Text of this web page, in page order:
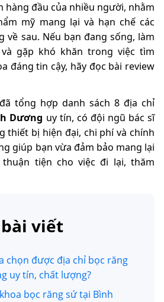
hàng đầu của nhiều người, nhằm
mỹ mang lại và hạn chế các
về sau. Nếu bạn đang sống, làm
gặp khó khăn trong việc tìm
đáng tin cậy, hãy đọc bài review
đã tổng hợp danh sách 8 địa chỉ
Dương uy tín, có đội ngũ bác sĩ
thiết bị hiện đại, chi phí và chính
giúp bạn vừa đảm bảo mang lại
tiện cho việc đi lại, thăm
viết
chọn được địa chỉ bọc răng
uy tín, chất lượng?
bọc răng sứ tại Bình